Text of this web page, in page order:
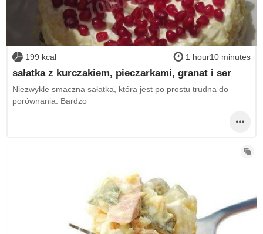
199 kcal 1 hour10 minutes
sałatka z kurczakiem, pieczarkami, granat i ser
Niezwykle smaczna sałatka, która jest po prostu trudna do
porównania. Bardzo